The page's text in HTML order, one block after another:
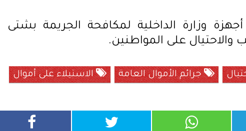
وزارة الداخلية لمكافحة الجريمة بشتى
على المواطنين.
جرائم الأموال العامة
الاستيلاء على أموال